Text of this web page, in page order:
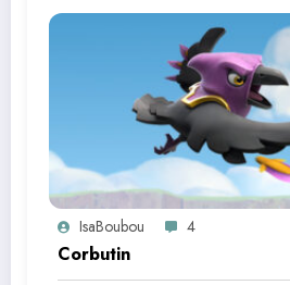
IsaBoubou 4
Corbutin